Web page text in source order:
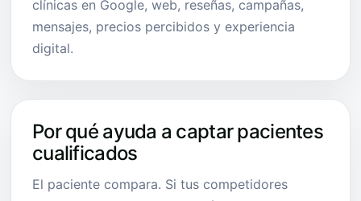
clínicas en Google, web, reseñas, campañas,
mensajes, precios percibidos y experiencia
digital.
Por qué ayuda a captar pacientes
cualificados
El paciente compara. Si tus competidores